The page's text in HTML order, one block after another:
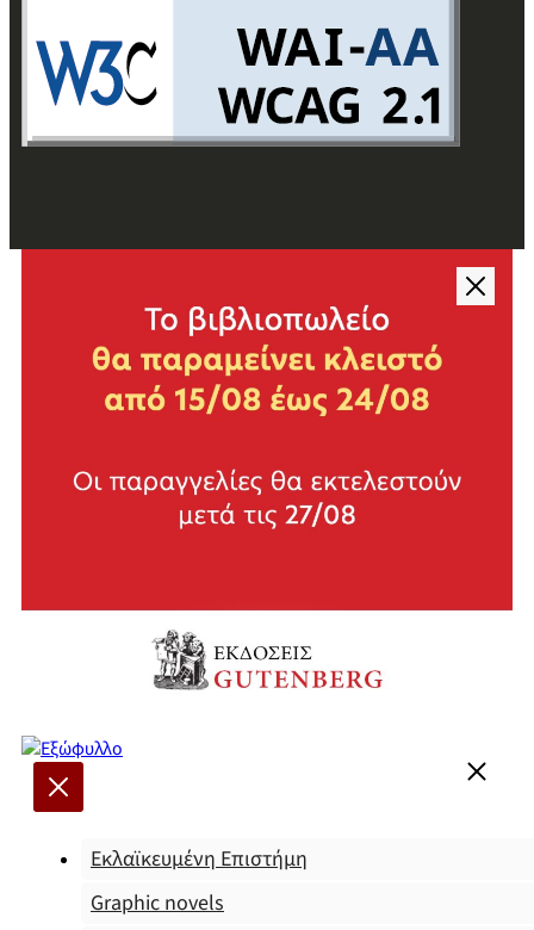
Εκλαϊκευμένη Επιστήμη
Graphic novels